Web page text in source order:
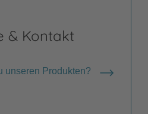
& Kontakt
unseren Produkten?